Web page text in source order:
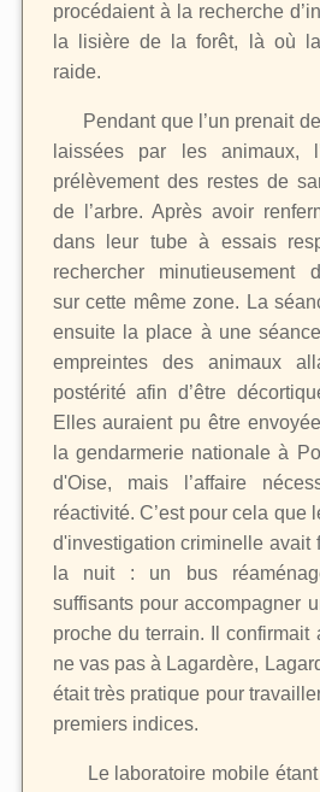
procédaient à la recherche
la lisière de la forêt, là où
raide.
Pendant que l’un prenait
laissées par les animaux,
prélèvement des restes de
de l’arbre. Après avoir
dans leur tube à essais
rechercher minutieusement
sur cette même zone. La
ensuite la place à une
empreintes des animaux
postérité afin d’être
Elles auraient pu être
la gendarmerie nationale à
d'Oise, mais l’affaire
réactivité. C’est pour cela que
d'investigation criminelle avait
la nuit : un bus
suffisants pour accompagner
proche du terrain. Il confirmait
ne vas pas à Lagardère,
était très pratique pour
premiers indices.
Le laboratoire mobile étant